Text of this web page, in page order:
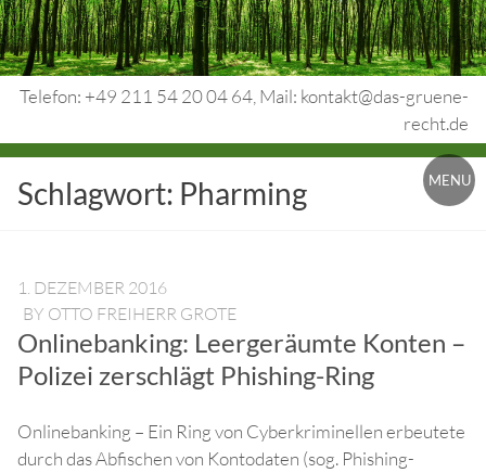
Skip
to
content
Telefon: +49 211 54 20 04 64, Mail: kontakt@das-gruene-
recht.de
Urheberrecht.
Medienrecht.
Rechtsschutz.
MENU
Schlagwort: Pharming
1. DEZEMBER 2016
BY OTTO FREIHERR GROTE
Onlinebanking: Leergeräumte Konten –
Polizei zerschlägt Phishing-Ring
Onlinebanking – Ein Ring von Cyberkriminellen erbeutete
durch das Abfischen von Kontodaten (sog. Phishing-